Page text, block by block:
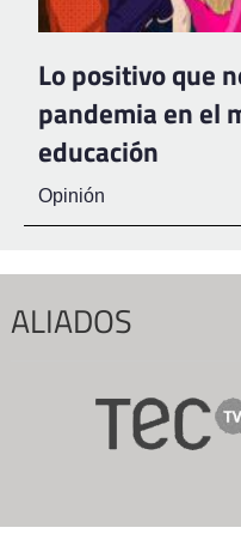
Lo positivo que
pandemia en el
educación
Opinión
ALIADOS